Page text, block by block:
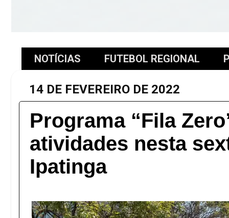
NOTÍCIAS FUTEBOL REGIONAL
14 DE FEVEREIRO DE 2022
Programa “Fila
atividades nesta
Ipatinga